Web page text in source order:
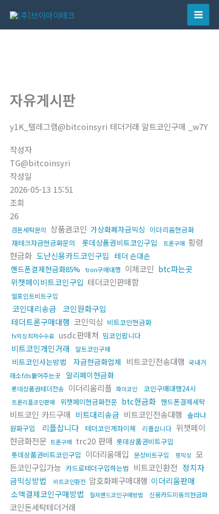
츠
Main
자유게시판
y1K_텔레그램@bitcoinsyri 테더거래 알트코인구매 _w7Y
작성자
TG@bitcoinsyri
작성일
2026-05-13 15:51
조회
26
검돈세탁문의 상품권코인 가상화폐자금믹싱 이더리움현금화
재테크자금현금화문의
롯데상품권비트코인구입 트론구매 횡령
현금화 도난신용카드코인구입
테더 손대손
핸드폰결제현금화85% tron구매대행 이체코인 btc파는곳
위챗페이비트코인구입 테더코인판매함
엘포인트비트구입
코인대리송금 코인원화구입
테더트론구매대행 코인믹싱 비트코인현금화
fx믹싱최저수수료 usdc판매처 밈코인팝니다
비트코인개인거래 알트코인구매
비트코인사는방법 자금현금화업체 비트코인전송대행 국내거
래소fds뚫어주는곳
알리페이현금화
롯데상품권테더전송 이더리움리플 파이코인 코인구매대행24시
트론리플코인판매 위챗페이현금화전문 btc현금화 핸드폰결제세탁
비트코인 카드구매 비트대리송금 비트코인전송대행 솔라나
원화구입
리플삽니다 테더코인계좌이체 리플삽니다 위챗페이
현금화전문 트론구매 trc20 판매 롯데상품권비트구입
롯데상품권비트코인구입 이더리움매입 문상비트구입 핑믹싱
모
든코인구입가능 카드로테더구입하는법 비트코인환전 정치자
금믹싱방법
비트코인환전 암호화폐구매대행 이더리움판매
소액결제코인구매방법
컬쳐랜드코인구매방법 신용카드미동의현금화
코인돈세탁테더거래